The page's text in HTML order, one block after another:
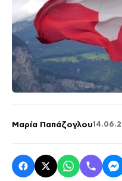
Μαρία Παπάζογλου